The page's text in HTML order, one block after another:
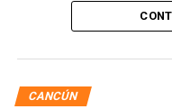
CANCÚN